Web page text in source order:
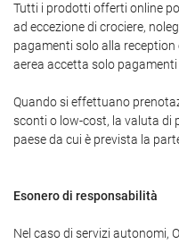
Tutti i prodotti offerti online
ad eccezione di crociere,
pagamenti solo alla
aerea accetta solo
Quando si effettuano
sconti o low-cost, la valuta di
paese da cui è prevista la
Esonero di responsabilità
Nel caso di servizi autonomi,